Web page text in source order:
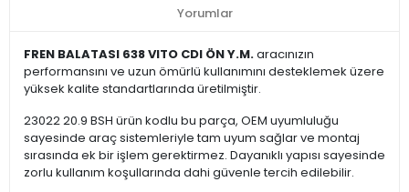
Yorumlar
FREN BALATASI 638 VITO CDI ÖN Y.M.aracınızın
performansını ve uzun ömürlü kullanımını desteklemek üzere
yüksek kalite standartlarında üretilmiştir.
23022 20.9 BSH ürün kodlu bu parça, OEM uyumluluğu
sayesinde araç sistemleriyle tam uyum sağlar ve montaj
sırasında ek bir işlem gerektirmez. Dayanıklı yapısı sayesinde
zorlu kullanım koşullarında dahi güvenle tercih edilebilir.